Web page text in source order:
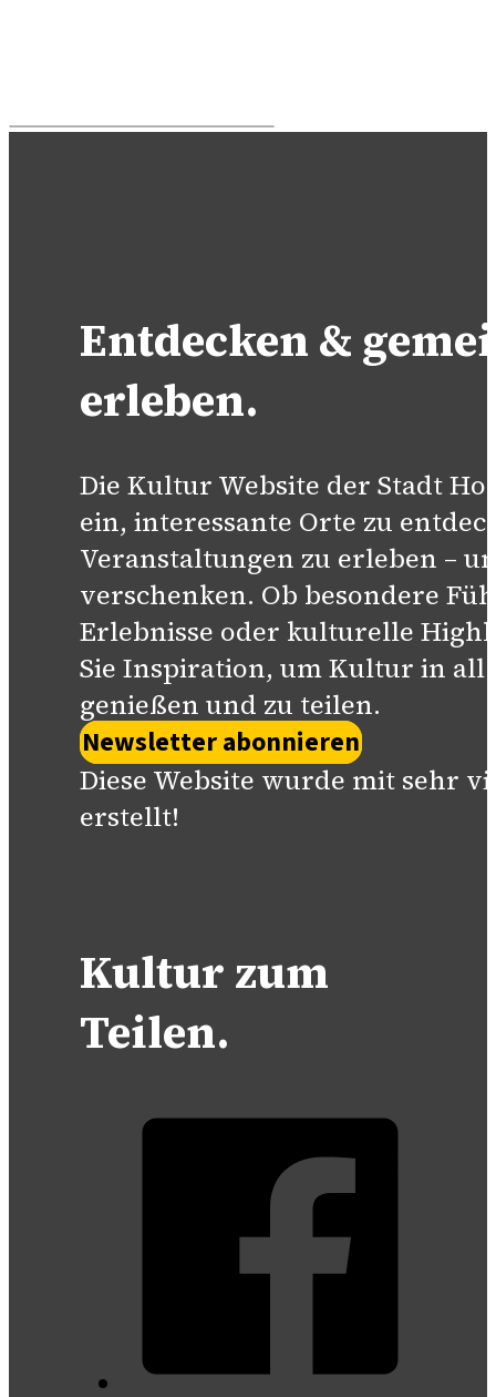
Entdecken &
erleben.
Die Kultur Website der Stadt
ein, interessante Orte zu
Veranstaltungen zu erleben –
verschenken. Ob besondere
Erlebnisse oder kulturelle
Sie Inspiration, um Kultur in all
genießen und zu teilen.
Newsletter abonnieren
Diese Website wurde mit sehr
erstellt!
Kultur zum
Teilen.